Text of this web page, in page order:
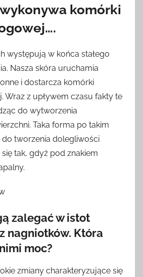
komórki
występują w końca stałego
Nasza skóra uruchamia
i dostarcza komórki
Wraz z upływem czasu fakty te
do wytworzenia
Taka forma po takim
do tworzenia dolegliwości
tak, gdyż pod znakiem
zalegać w istot
nagniotków. Która
moc?
zmiany charakteryzujące się